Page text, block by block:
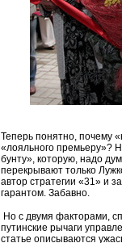
Теперь понятно, почему
«лояльного премьеру»?
бунту», которую, надо
перекрывают только
автор стратегии «31» и
гарантом. Забавно.
Но с двумя факторами,
путинские рычаги
статье описываются